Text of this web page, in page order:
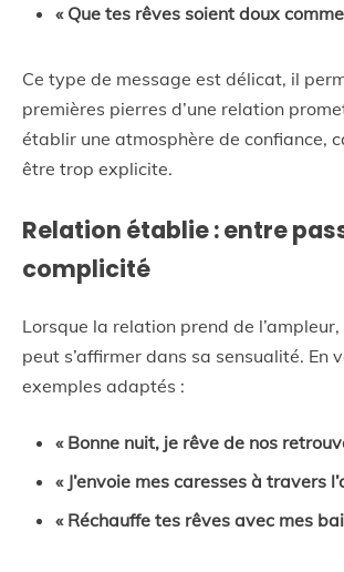
« Que tes rêves soient doux
Ce type de message est délicat, il
premières pierres d’une relation
établir une atmosphère de confiance,
être trop explicite.
Relation établie : entre
complicité
Lorsque la relation prend de
peut s’affirmer dans sa sensualité. En
exemples adaptés :
« Bonne nuit, je rêve de nos
« J’envoie mes caresses à travers
« Réchauffe tes rêves avec mes